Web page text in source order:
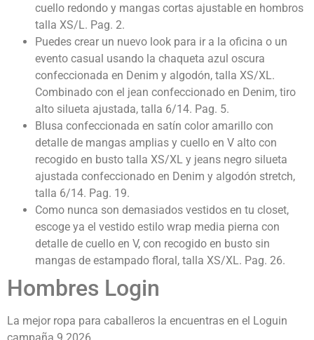
cuello redondo y mangas cortas ajustable en hombros
talla XS/L. Pag. 2.
Puedes crear un nuevo look para ir a la oficina o un
evento casual usando la chaqueta azul oscura
confeccionada en Denim y algodón, talla XS/XL.
Combinado con el jean confeccionado en Denim, tiro
alto silueta ajustada, talla 6/14. Pag. 5.
Blusa confeccionada en satín color amarillo con
detalle de mangas amplias y cuello en V alto con
recogido en busto talla XS/XL y jeans negro silueta
ajustada confeccionado en Denim y algodón stretch,
talla 6/14. Pag. 19.
Como nunca son demasiados vestidos en tu closet,
escoge ya el vestido estilo wrap media pierna con
detalle de cuello en V, con recogido en busto sin
mangas de estampado floral, talla XS/XL. Pag. 26.
Hombres Login
La mejor ropa para caballeros la encuentras en el Loguin